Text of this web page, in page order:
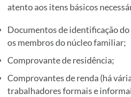
atento aos itens básicos
Documentos de identificação
os membros do núcleo familiar;
Comprovante de residência;
Comprovantes de renda (há
trabalhadores formais e